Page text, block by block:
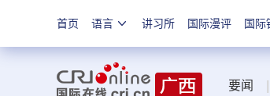
首页 语言 讲习所 国际漫评 国际
要闻